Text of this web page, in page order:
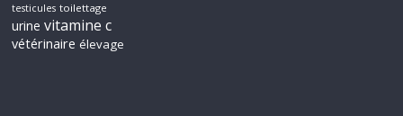
testicules toilettage
urine vitamine c
vétérinaire élevage